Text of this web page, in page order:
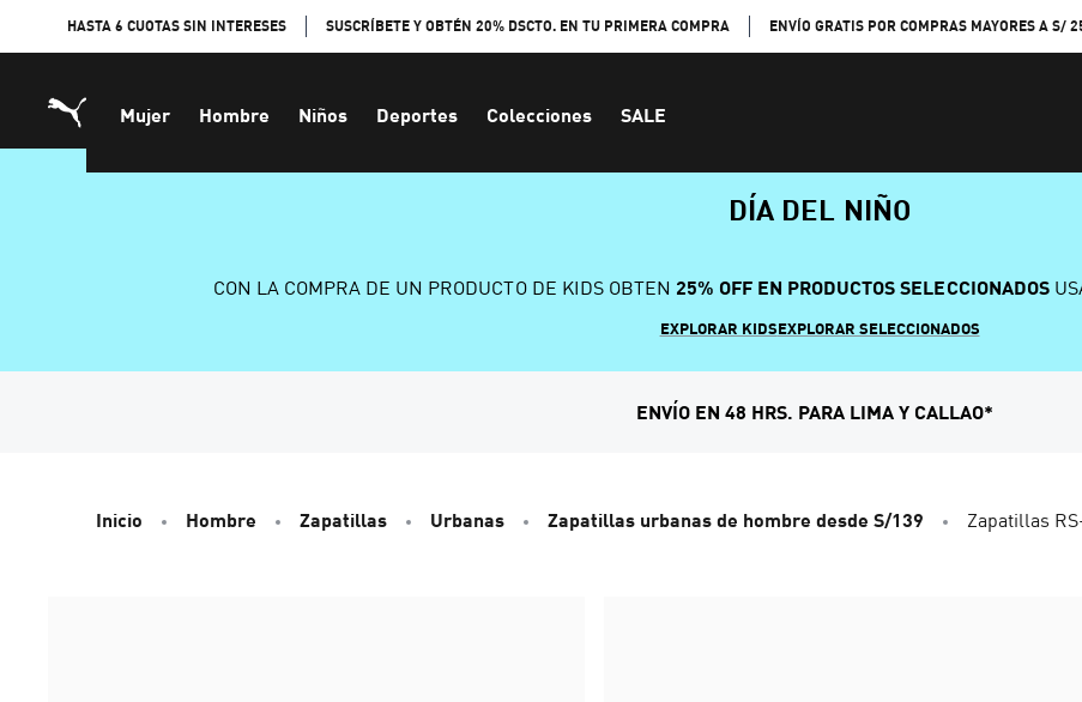
HASTA 6 CUOTAS SIN INTERESES SUSCRÍBETE Y OBTÉN 20% DSCTO. EN TU PRIMERA COMPRA ENVÍO GRATIS POR COMPRAS MAYORES A S/
Mujer Hombre Niños Deportes Colecciones SALE
DÍA DEL NIÑO
CON LA COMPRA DE UN PRODUCTO DE KIDS OBTEN 25% OFF EN PRODUCTOS SELECCIONADOS
EXPLORAR KIDSEXPLORAR SELECCIONADOS
ENVÍO EN 48 HRS. PARA LIMA Y CALLAO*
Inicio Hombre Zapatillas Urbanas Zapatillas urbanas de hombre desde S/139 Zapatillas